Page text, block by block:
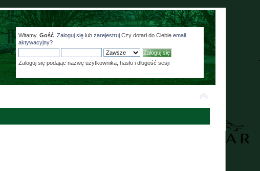
Witamy, Gość. Zaloguj sięlub zarejestruj.Czy dotarł do Ciebie email
aktywacyjny?
Zaloguj się podając nazwę użytkownika, hasło i długość sesji